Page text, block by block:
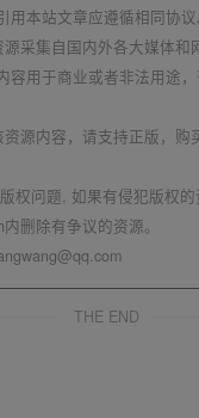
用本站文章应遵循相同协议
源采集自国内外各大媒体和
容用于商业或者非法用途
资源内容，请支持正版，购
权问题, 如果有侵犯版权
删除有争议的资源。
THE END